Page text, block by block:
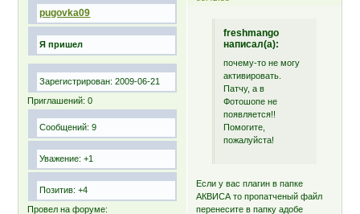
pugovka09
Я пришел
Зарегистрирован: 2009-06-21
Приглашений: 0
Сообщений: 9
Уважение: +1
Позитив: +4
Провел на форуме:
freshmango
написал(а):
почему-то не могу
активировать.
Патчу, а в
Фотошопе не
появляется!!
Помогите,
пожалуйста!
Если у вас плагин в папке
АКВИСА то пропатченый файл
перенесите в папку адобе